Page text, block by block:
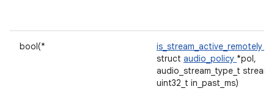
bool(* is_stream_active_remotely
struct audio_policy *pol,
audio_stream_type_t stream,
uint32_t in_past_ms)